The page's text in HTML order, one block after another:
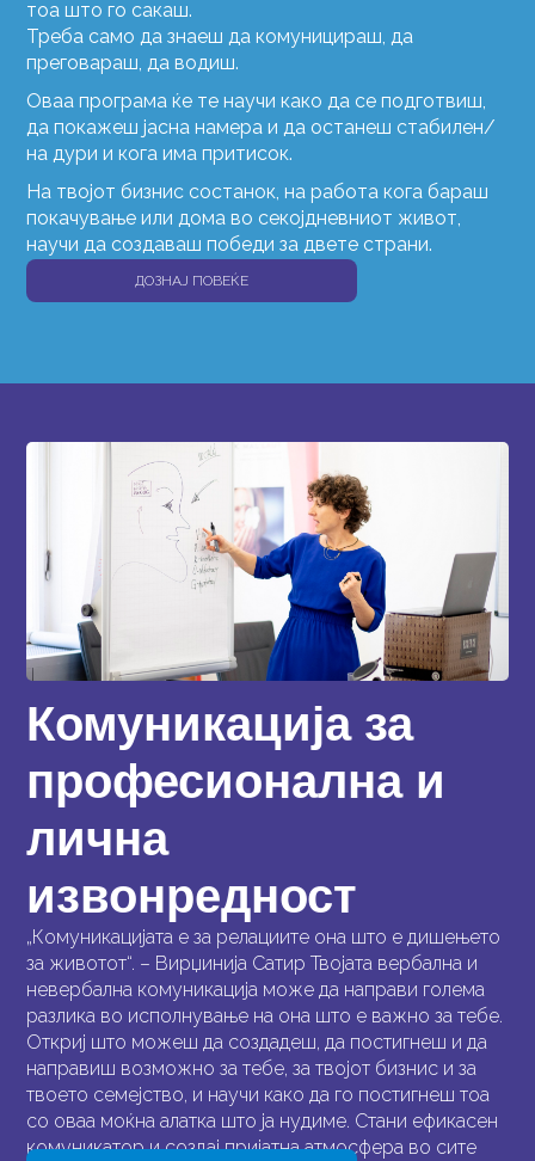
тоа што го сакаш.
Треба само да знаеш да комуницираш, да
преговараш, да водиш.
Оваа програма ќе те научи како да се подготвиш,
да покажеш јасна намера и да останеш стабилен/
на дури и кога има притисок.
На твојот бизнис состанок, на работа кога бараш
покачување или дома во секојдневниот живот,
научи да создаваш победи за двете страни.
ДОЗНАЈ ПОВЕЌЕ
Комуникација за
професионална и
лична
извонредност
„Комуникацијата е за релациите она што е дишењето
за животот“. – Вирџинија Сатир Твојата вербална и
невербална комуникација може да направи голема
разлика во исполнување на она што е важно за тебе.
Откриј што можеш да создадеш, да постигнеш и да
направиш возможно за тебе, за твојот бизнис и за
твоето семејство, и научи како да го постигнеш тоа
со оваа моќна алатка што ја нудиме. Стани ефикасен
комуникатор и создај пријатна атмосфера во сите